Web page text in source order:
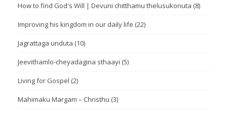
How to find God's Will | Devuni chitthamu thelusukonuta (8)
Improving his kingdom in our daily life (22)
Jagrattaga unduta (10)
Jeevithamlo-cheyadagina sthaayi (5)
Living for Gospel (2)
Mahimaku Margam – Christhu (3)